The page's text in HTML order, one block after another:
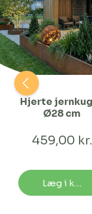
Hjerte
Ø28 cm
459,00 kr.
Læg i kurv